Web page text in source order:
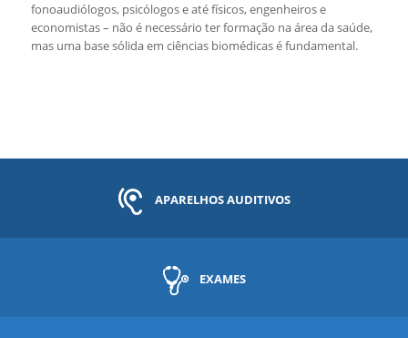
fonoaudiólogos, psicólogos e até físicos, engenheiros e
economistas – não é necessário ter formação na área da saúde,
mas uma base sólida em ciências biomédicas é fundamental.
APARELHOS AUDITIVOS
EXAMES